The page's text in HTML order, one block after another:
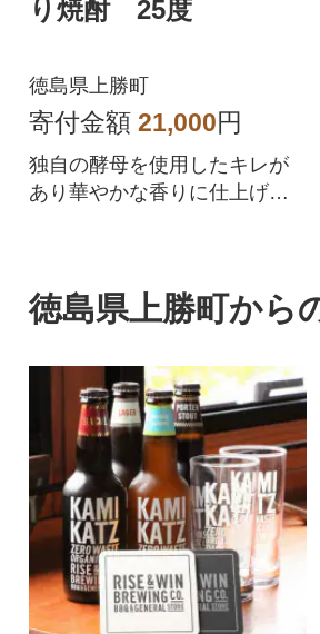
り焼酎 25度
徳島県上勝町
寄付金額 21,000円
独自の酵母を使用したキレが
あり華やかな香りに仕上げた
徳島県上勝町から